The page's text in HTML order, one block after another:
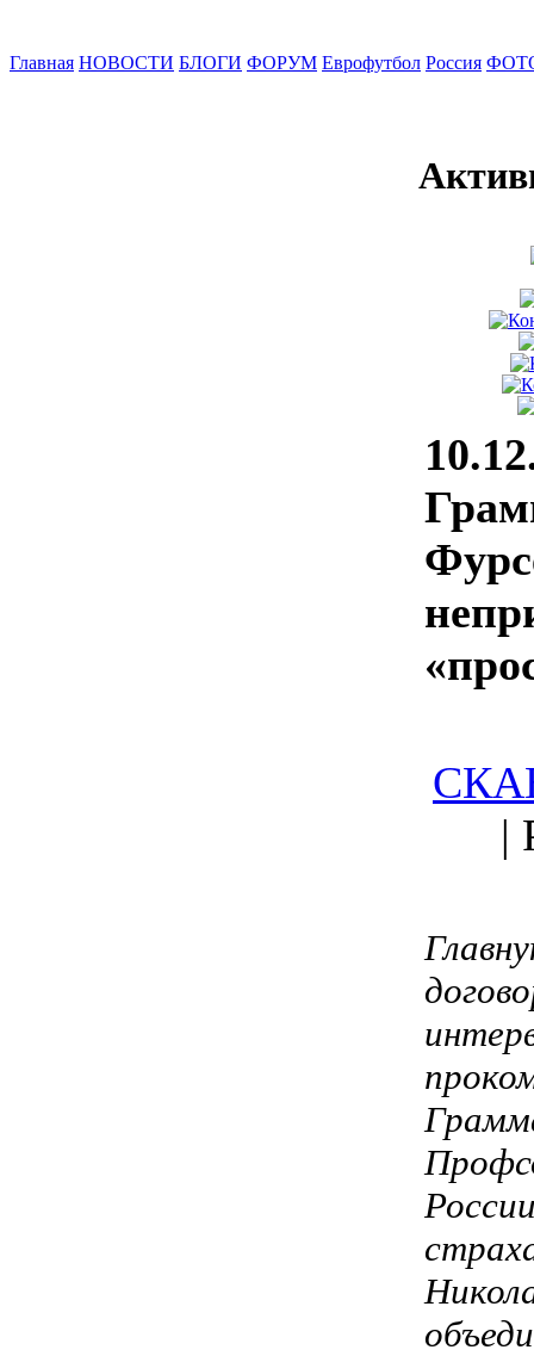
Главная НОВОСТИ БЛОГИ ФОРУМ Еврофутбол Россия
|